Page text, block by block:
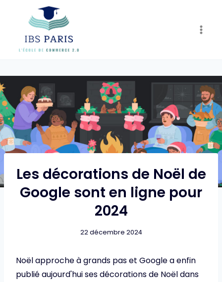
content
Les décorations de Noël de
Google sont en ligne pour
2024
22 décembre 2024
Noël approche à grands pas et Google a enfin
publié aujourd'hui ses décorations de Noël dans